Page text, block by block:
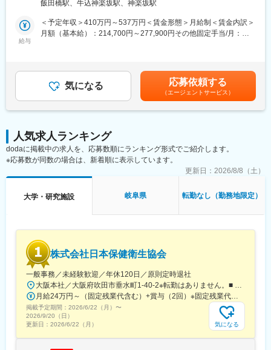
◇R&D・BD・経営の交差点で、会社の技術判断と提携判断のプロ
セスを学べる
◇スタートアップらしいスピード感の中で、専門性と実務経験を
急速に広げられる
◇海外パートナー訪問や国際学会への出張機会など、国内外でグ
可能
変更の範囲：会社の定める業務
いただく患者様の相談相手となり、じっくり向き合う仕事です。
【CRCのやりがい】
接聞けることもあります。患者様や医療機関から「ありがとう」
と感謝の言葉をいただけたときの喜びは、ひとしおです。
・治験の進捗状況の確認や患者様対応の予定などを、院内の治験
事務局に共有
・来院された患者様の診察や検査に同席し、治験が手順通りに行
われているか、患者様の状態変化が無いかを確認します。
・患者様の報告書作成
・医師との打ち合わせ
■基礎研修が充実：
入社後1か月は研修期間となります。ビジネスマナーやPCスキル
研修が入社後研修としてあり、PC慣れしていない方も安心してご
入社いただけます。
■配属後も丁寧なフォロー：
現場配属後は、OJTで独り立ちまでサポートその後も定期的なフ
ォローアップ研修や、専門性を高める継続研修、階層別研修など
様々な研修をご用意しています。
飯田橋駅、牛込神楽坂駅、神楽坂駅
給与
＜予定年収＞410万円～537万円＜賃金形態＞月給制＜賃金内訳＞
月額（基本給）：214,700円～277,900円その他固定手当/月：
CRC手当・休日連絡対応手当■賞与：年2回（6月、12月）／昇
給：年1回（10月）※業績に応じ、決算賞与（秋季賞与）支給の場
合あり（10月）■時間外・休日出勤手当等の割増賃金は別途支給
賃金はあくまでも目安の金額であり、選考を通じて上下する可能
気になる 応募依頼する
（エージェントサービス）
人気求人ランキング
dodaに掲載中の求人を、応募数順にランキング形式でご紹介します。
※応募数が同数の場合は、新着順に表示しています。
更新日： 2026/8/8（土）
大学・研究施設 岐阜県 転勤なし（勤務地限定）
株式会社日本保健衛生協会
一般事務／未経験歓迎／年休120日／原則定時退社
大阪本社／大阪府吹田市垂水町1-40-2※転勤はありません。■ アクセス阪急電鉄千里線「豊津駅」より徒歩9分大阪メトロ御堂筋線「江坂駅」より徒歩12分※受動喫煙対策実施
月給24万円～（固定残業代含む）+賞与（2回）※固定残業代は、時間外労働の有無に関わらず25時間・月3万8600円～支給上記を超える時間外労働分は追加で支給※年齢・経験・保有資格を考慮のうえ決定します
掲載予定期間： 2026/6/22（月） 〜
2026/9/20（日）
更新日： 2026/6/22（月） 気になる